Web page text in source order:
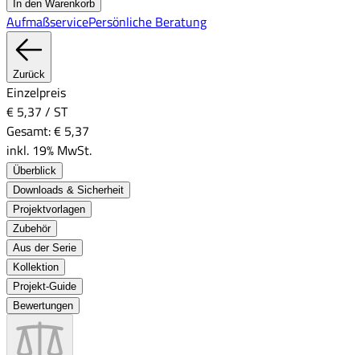
In den Warenkorb
AufmaßservicePersönliche Beratung
Zurück
Einzelpreis
€ 5,37 / ST
Gesamt:€ 5,37
inkl. 19% MwSt.
Überblick
Downloads & Sicherheit
Projektvorlagen
Zubehör
Aus der Serie
Kollektion
Projekt-Guide
Bewertungen